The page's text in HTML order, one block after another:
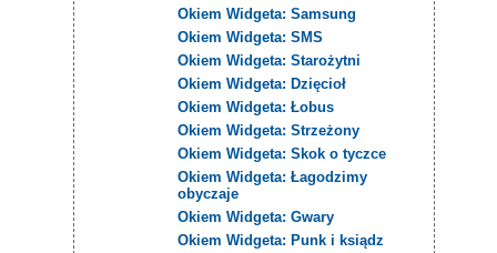
Okiem Widgeta: Samsung
Okiem Widgeta: SMS
Okiem Widgeta: Starożytni
Okiem Widgeta: Dzięcioł
Okiem Widgeta: Łobus
Okiem Widgeta: Strzeżony
Okiem Widgeta: Skok o tyczce
Okiem Widgeta: Łagodzimy
obyczaje
Okiem Widgeta: Gwary
Okiem Widgeta: Punk i ksiądz